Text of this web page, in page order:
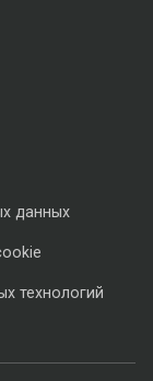
данных
технологий